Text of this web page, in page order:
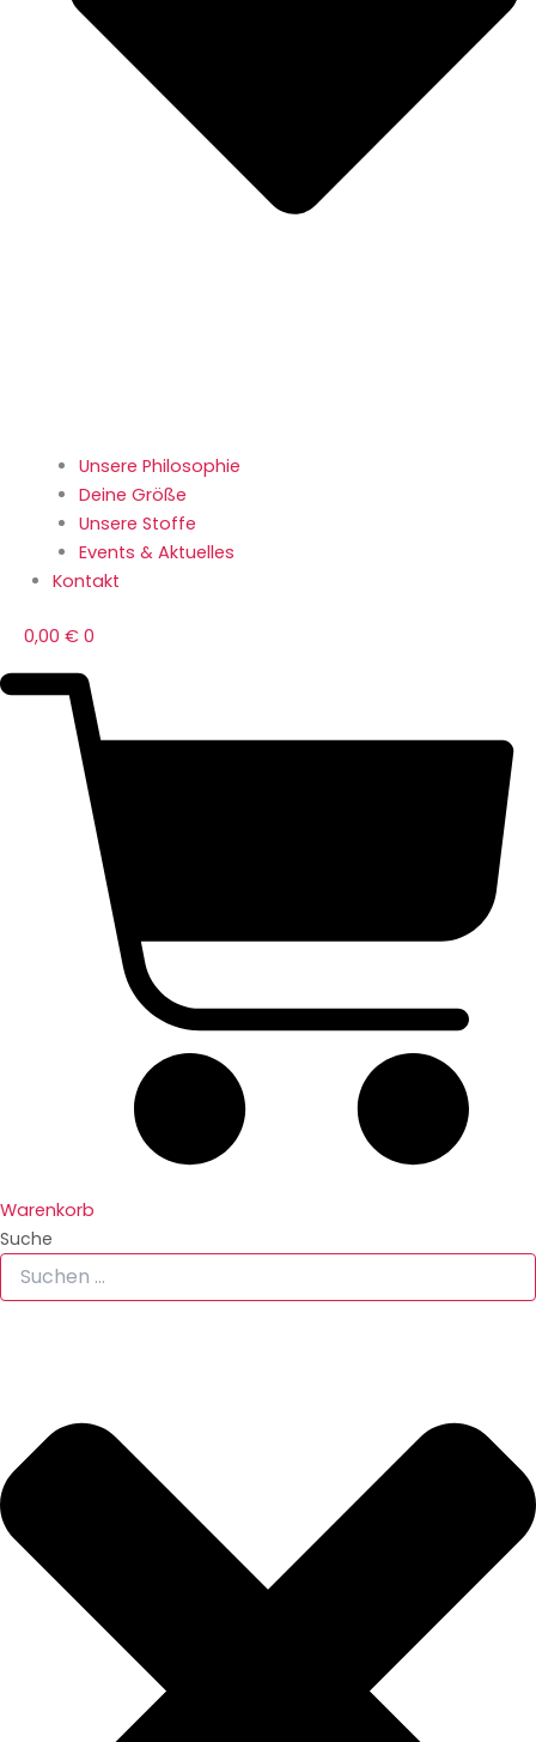
Unsere Philosophie
Deine Größe
Unsere Stoffe
Events & Aktuelles
Kontakt
0,00 € 0
Warenkorb
Suche